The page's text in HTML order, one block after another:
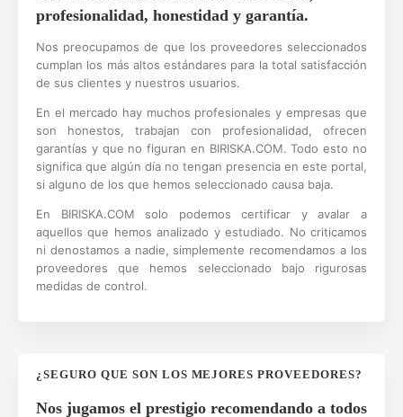
profesionalidad, honestidad y garantía.
Nos preocupamos de que los proveedores seleccionados
cumplan los más altos estándares para la total satisfacción
de sus clientes y nuestros usuarios.
En el mercado hay muchos profesionales y empresas que
son honestos, trabajan con profesionalidad, ofrecen
garantías y que no figuran en BIRISKA.COM. Todo esto no
significa que algún día no tengan presencia en este portal,
si alguno de los que hemos seleccionado causa baja.
En BIRISKA.COM solo podemos certificar y avalar a
aquellos que hemos analizado y estudiado. No criticamos
ni denostamos a nadie, simplemente recomendamos a los
proveedores que hemos seleccionado bajo rigurosas
medidas de control.
¿SEGURO QUE SON LOS MEJORES PROVEEDORES?
Nos jugamos el prestigio recomendando a todos